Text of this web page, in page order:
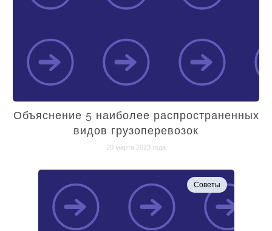
Объяснение 5 наиболее распространенных
видов грузоперевозок
20 марта 2023 года
Советы